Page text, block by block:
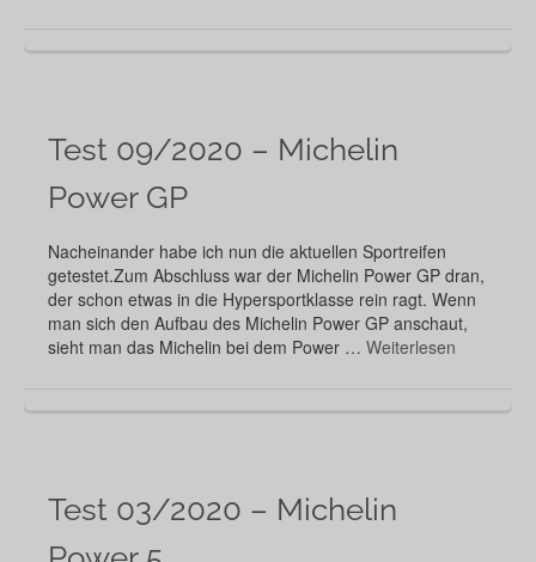
Test 09/2020 – Michelin
Power GP
Nacheinander habe ich nun die aktuellen Sportreifen
getestet.Zum Abschluss war der Michelin Power GP dran,
der schon etwas in die Hypersportklasse rein ragt. Wenn
man sich den Aufbau des Michelin Power GP anschaut,
sieht man das Michelin bei dem Power … Weiterlesen
Test 03/2020 – Michelin